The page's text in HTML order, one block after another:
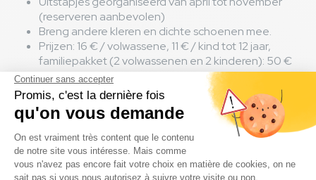
(reserveren aanbevolen)
Breng andere kleren en dichte schoenen mee.
Prijzen: 16 € / volwassene, 11 € / kind tot 12 jaar,
familiepakket (2 volwassenen en 2 kinderen): 50 €
Dit nieuws is ook interessant